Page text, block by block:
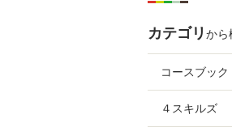
カテゴリ から
コースブック
４スキルズ